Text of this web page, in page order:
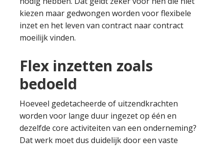
kiezen maar gedwongen worden voor flexibele
inzet en het leven van contract naar contract
moeilijk vinden.
Flex inzetten zoals
bedoeld
Hoeveel gedetacheerde of uitzendkrachten
worden voor lange duur ingezet op één en
dezelfde core activiteiten van een onderneming?
Dat werk moet dus duidelijk door een vaste